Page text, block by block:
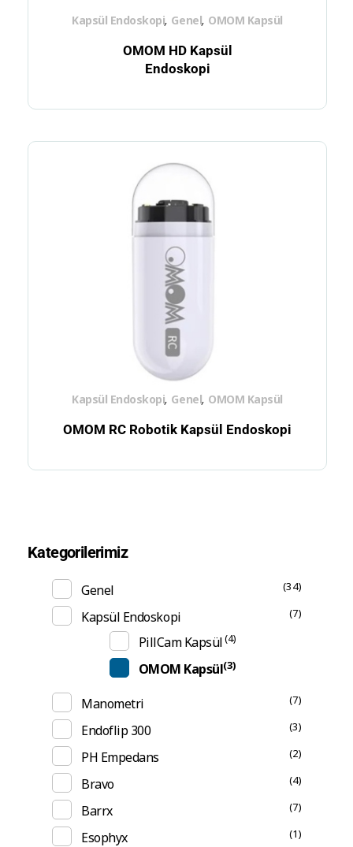
OMOM HD Kapsül
Endoskopi
Kapsül Endoskopi, Genel, OMOM Kapsül
OMOM RC Robotik Kapsül Endoskopi
Kapsül Endoskopi, Genel, OMOM Kapsül
Kategorilerimiz
Genel (34)
Kapsül Endoskopi (7)
PillCam Kapsül(4)
OMOM Kapsül(3)
Manometri (7)
Endoflip 300 (3)
PH Empedans (2)
Bravo (4)
Barrx (7)
Esophyx (1)